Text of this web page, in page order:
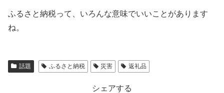
ふるさと納税って、いろんな意味でいいことがあります
ね。
話題 ふるさと納税 災害 返礼品
シェアする